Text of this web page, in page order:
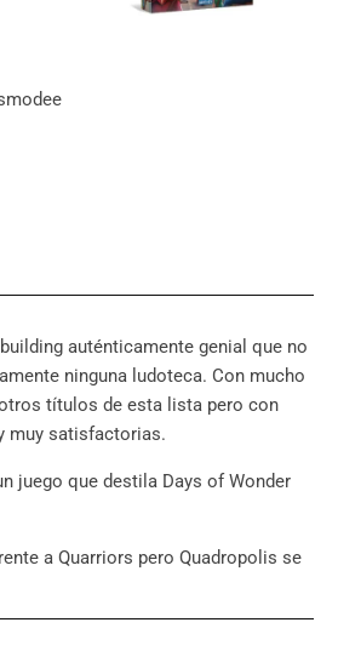
auténticamente genial que no
ninguna ludoteca. Con mucho
títulos de esta lista pero con
muy satisfactorias.
juego que destila Days of Wonder
a Quarriors pero Quadropolis se